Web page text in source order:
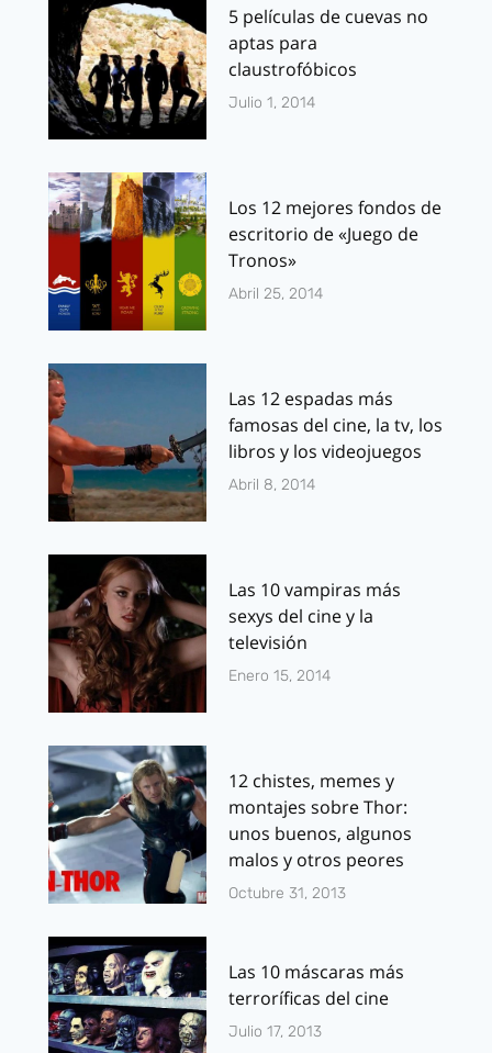
5 películas de cuevas no
aptas para
claustrofóbicos
Julio 1, 2014
Los 12 mejores fondos de
escritorio de «Juego de
Tronos»
Abril 25, 2014
Las 12 espadas más
famosas del cine, la tv, los
libros y los videojuegos
Abril 8, 2014
Las 10 vampiras más
sexys del cine y la
televisión
Enero 15, 2014
12 chistes, memes y
montajes sobre Thor:
unos buenos, algunos
malos y otros peores
Octubre 31, 2013
Las 10 máscaras más
terroríficas del cine
Julio 17, 2013